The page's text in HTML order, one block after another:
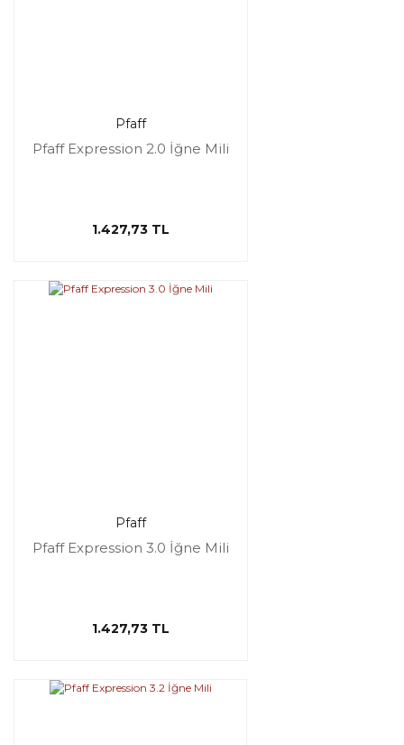
Pfaff
Pfaff Expression 2.0 İğne Mili
1.427,73 TL
Pfaff
Pfaff Expression 3.0 İğne Mili
1.427,73 TL